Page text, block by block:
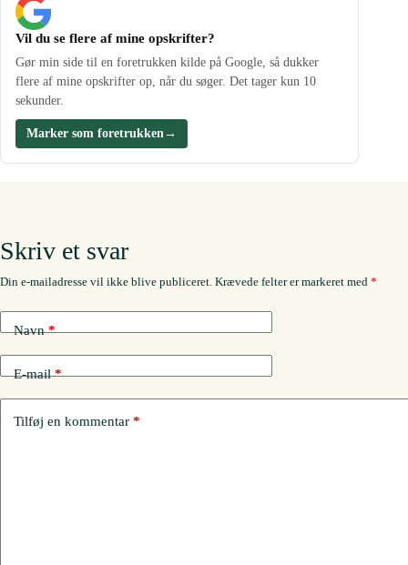
Vil du se flere af mine opskrifter?
Gør min side til en foretrukken kilde på Google, så dukker
flere af mine opskrifter op, når du søger. Det tager kun 10
sekunder.
Marker som foretrukken→
Skriv et svar
Din e-mailadresse vil ikke blive publiceret. Krævede felter er markeret med *
Navn*
E-mail*
Tilføj en kommentar *